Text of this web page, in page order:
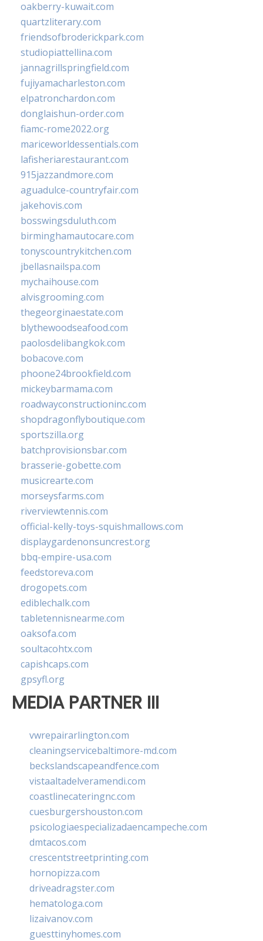
oakberry-kuwait.com
quartzliterary.com
friendsofbroderickpark.com
studiopiattellina.com
jannagrillspringfield.com
fujiyamacharleston.com
elpatronchardon.com
donglaishun-order.com
fiamc-rome2022.org
mariceworldessentials.com
lafisheriarestaurant.com
915jazzandmore.com
aguadulce-countryfair.com
jakehovis.com
bosswingsduluth.com
birminghamautocare.com
tonyscountrykitchen.com
jbellasnailspa.com
mychaihouse.com
alvisgrooming.com
thegeorginaestate.com
blythewoodseafood.com
paolosdelibangkok.com
bobacove.com
phoone24brookfield.com
mickeybarmama.com
roadwayconstructioninc.com
shopdragonflyboutique.com
sportszilla.org
batchprovisionsbar.com
brasserie-gobette.com
musicrearte.com
morseysfarms.com
riverviewtennis.com
official-kelly-toys-squishmallows.com
displaygardenonsuncrest.org
bbq-empire-usa.com
feedstoreva.com
drogopets.com
ediblechalk.com
tabletennisnearme.com
oaksofa.com
soultacohtx.com
capishcaps.com
gpsyfl.org
MEDIA PARTNER III
vwrepairarlington.com
cleaningservicebaltimore-md.com
beckslandscapeandfence.com
vistaaltadelveramendi.com
coastlinecateringnc.com
cuesburgershouston.com
psicologiaespecializadaencampeche.com
dmtacos.com
crescentstreetprinting.com
hornopizza.com
driveadragster.com
hematologa.com
lizaivanov.com
guesttinyhomes.com